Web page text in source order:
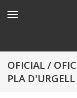
OFICIAL /
PLA D'URGELL